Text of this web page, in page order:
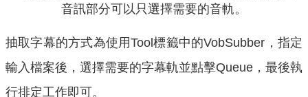
音訊部分可以只選擇需要的音軌。
抽取字幕的方式為使用Tool標籤中的VobSubber，指定
輸入檔案後，選擇需要的字幕軌並點擊Queue，最後執
行排定工作即可。